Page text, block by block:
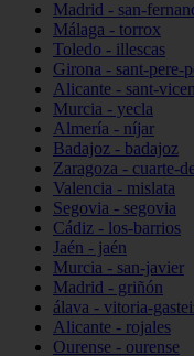
Madrid - san-
Málaga - torrox
Toledo - illescas
Girona - sant-pere-
Alicante - sant-
Murcia - yecla
Almería - níjar
Badajoz - badajoz
Zaragoza - cuarte-
Valencia - mislata
Segovia - segovia
Cádiz - los-barrios
Jaén - jaén
Murcia - san-javier
Madrid - griñón
álava - vitoria-
Alicante - rojales
Ourense - ourense